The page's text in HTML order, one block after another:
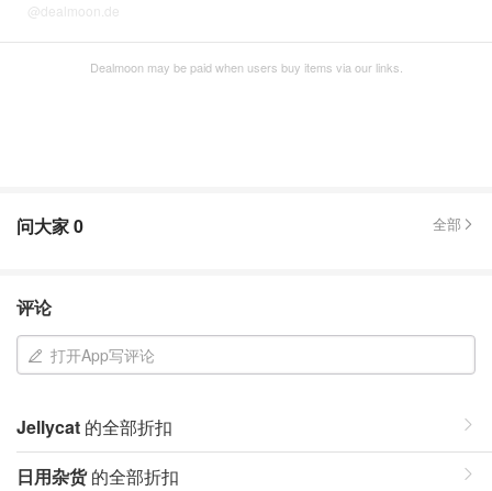
@dealmoon.de
Dealmoon may be paid when users buy items via our links.
问大家0 全部
评论
打开App写评论
Jellycat 的全部折扣
日用杂货的全部折扣